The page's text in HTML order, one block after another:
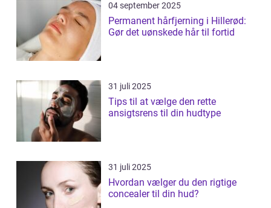
04 september 2025
Permanent hårfjerning i Hillerød:
Gør det uønskede hår til fortid
31 juli 2025
Tips til at vælge den rette
ansigtsrens til din hudtype
31 juli 2025
Hvordan vælger du den rigtige
concealer til din hud?